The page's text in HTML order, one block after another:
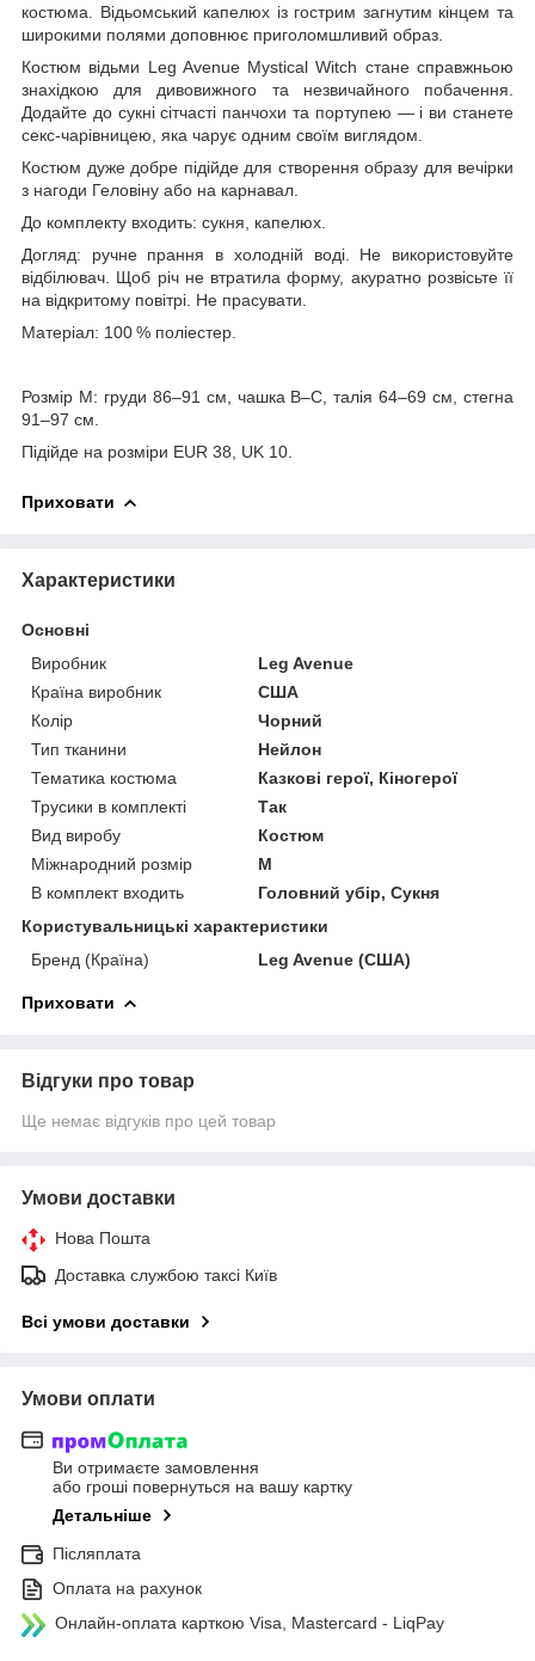
костюма. Відьомський капелюх із гострим загнутим кінцем та
широкими полями доповнює приголомшливий образ.
Костюм відьми Leg Avenue Mystical Witch стане справжньою
знахідкою для дивовижного та незвичайного побачення.
Додайте до сукні сітчасті панчохи та портупею — і ви станете
секс-чарівницею, яка чарує одним своїм виглядом.
Костюм дуже добре підійде для створення образу для вечірки
з нагоди Геловіну або на карнавал.
До комплекту входить: сукня, капелюх.
Догляд: ручне прання в холодній воді. Не використовуйте
відбілювач. Щоб річ не втратила форму, акуратно розвісьте її
на відкритому повітрі. Не прасувати.
Матеріал: 100 % поліестер.
Розмір M: груди 86–91 см, чашка В–С, талія 64–69 см, стегна
91–97 см.
Підійде на розміри EUR 38, UK 10.
Приховати
Характеристики
Основні
Виробник
Leg Avenue
Країна виробник
США
Колір
Чорний
Тип тканини
Нейлон
Тематика костюма
Казкові герої, Кіногерої
Трусики в комплекті
Так
Вид виробу
Костюм
Міжнародний розмір
M
В комплект входить
Головний убір, Сукня
Користувальницькі характеристики
Бренд (Країна)
Leg Avenue (США)
Приховати
Відгуки про товар
Ще немає відгуків про цей товар
Умови доставки
Нова Пошта
Доставка службою таксі Київ
Всі умови доставки
Умови оплати
Ви отримаєте замовлення
або гроші повернуться на вашу картку
Детальніше
Післяплата
Оплата на рахунок
Онлайн-оплата карткою Visa, Mastercard - LiqPay